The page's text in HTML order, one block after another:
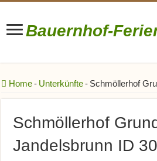
Bauernhof-
Home- Unterkünfte- Schmöllerhof
Schmöllerhof
Jandelsbrunn ID